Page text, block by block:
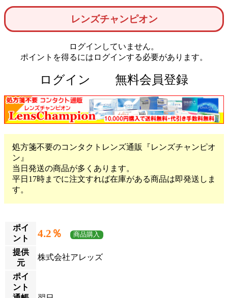
レンズチャンピオン
ログインしていません。
ポイントを得るにはログインする必要があります。
ログイン 無料会員登録
処方箋不要のコンタクトレンズ通販『レンズチャンピオ
ン』
当日発送の商品が多くあります。
平日17時までに注文すれば在庫がある商品は即発送しま
す。
ポイ
ント
4.2％ 商品購入
提供
元
株式会社アレッズ
ポイ
ント